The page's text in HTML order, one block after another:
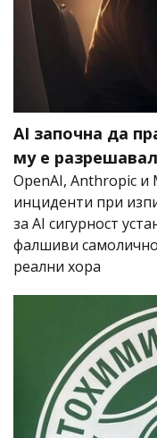
AI започна да
му е разрешавал
OpenAI, Anthropic и
инциденти при
за AI сигурност
фалшиви
реални хора